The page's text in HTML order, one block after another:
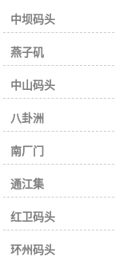
中坝码头
燕子矶
中山码头
八卦洲
南厂门
通江集
红卫码头
环州码头